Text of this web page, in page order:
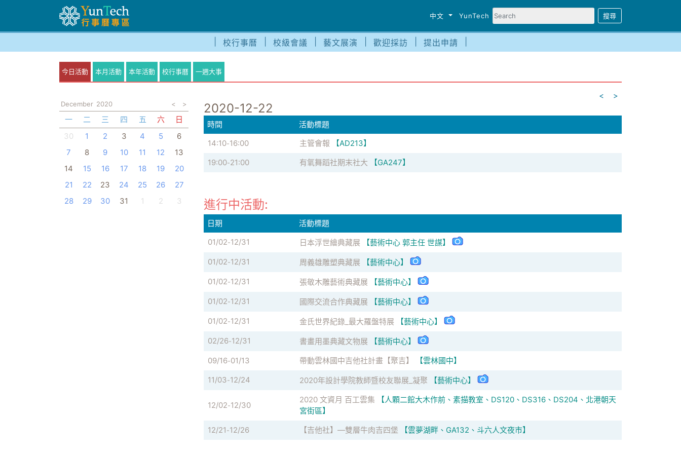
中文 YunTech
校行事曆 校級會議 藝文展演 歡迎採訪 提出申請
今日活動 本月活動 本年活動 校行事曆 一週大事
December 2020 < >
一 二 三 四 五 六
日
30
1 2 3 4 5
6
7
8 9 10 11 12
13
14
15 16 17 18 19
20
21
22 23 24 25 26
27
28
29 30 31 1 2 3
< >
2020-12-22
時間
活動標題
14:10-16:00 主管會報
【AD213】
19:00-21:00 有氧舞蹈社期末社大 【GA247】
進行中活動:
日期
活動標題
01/02-12/31 日本浮世繪典藏展
【藝術中心 郭主任 世謀】
01/02-12/31 周義雄雕塑典藏展
【藝術中心】
01/02-12/31 張敬木雕藝術典藏展
【藝術中心】
01/02-12/31 國際交流合作典藏展
【藝術中心】
01/02-12/31 金氏世界紀錄_最大羅盤特展
【藝術中心】
02/26-12/31 書畫用墨典藏文物展
【藝術中心】
09/16-01/13 帶動雲林國中吉他社計畫【聚吉】
【雲林國中】
11/03-12/24 2020年設計學院教師暨校友聯展_凝聚 【藝術中心】
12/02-12/30
2020 文資月 百工雲集
【人顆二館大木作前、素描教室、DS120、DS316、DS204、北港朝天
宮街區】
12/21-12/26 【吉他社】—雙層牛肉吉四堡 【雲夢湖畔、GA132、斗六人文夜市】